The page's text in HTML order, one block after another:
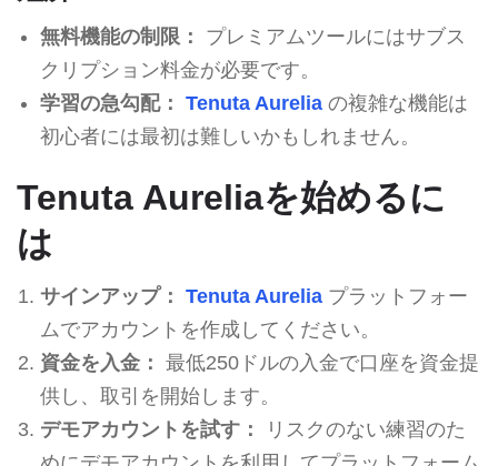
無料機能の制限：
プレミアムツールにはサブス
クリプション料金が必要です。
学習の急勾配： Tenuta Aureliaの複雑な機能は
初心者には最初は難しいかもしれません。
Tenuta Aureliaを始めるに
は
サインアップ： Tenuta Aureliaプラットフォー
ムでアカウントを作成してください。
資金を入金： 最低250ドルの入金で口座を資金提
供し、取引を開始します。
デモアカウントを試す：
リスクのない練習のた